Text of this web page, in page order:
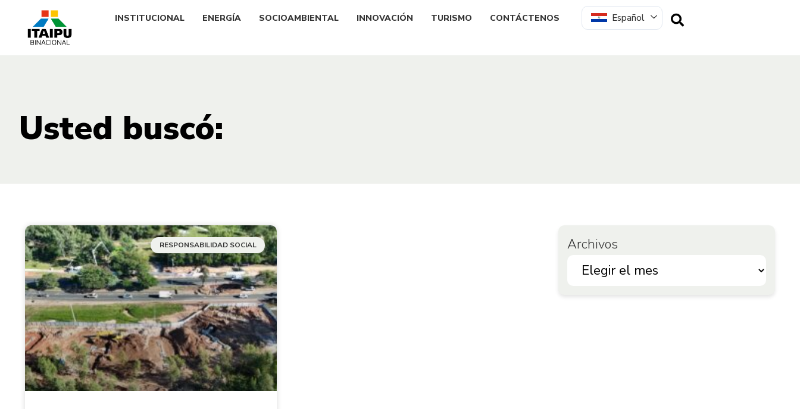
INSTITUCIONAL ENERGÍA SOCIOAMBIENTAL INNOVACIÓN TURISMO CONTÁCTENOS Español
Usted buscó:
RESPONSABILIDAD SOCIAL Archivos